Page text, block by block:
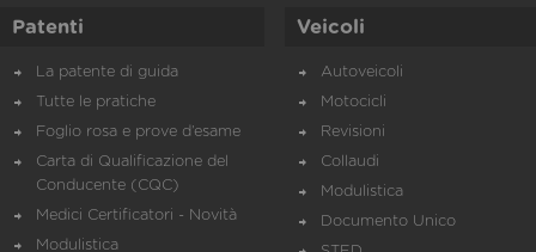
Patenti
La patente di guida
Tutte le pratiche
Foglio rosa e prove d’esame
Carta di Qualificazione del
Conducente (CQC)
Medici Certificatori - Novità
Modulistica
Veicoli
Autoveicoli
Motocicli
Revisioni
Collaudi
Modulistica
Documento Unico